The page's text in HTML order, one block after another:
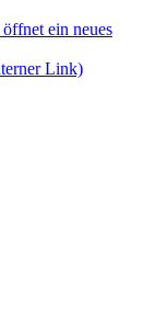
ein neues
Link)